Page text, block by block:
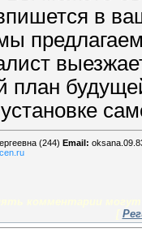
в
план
(244) Email: